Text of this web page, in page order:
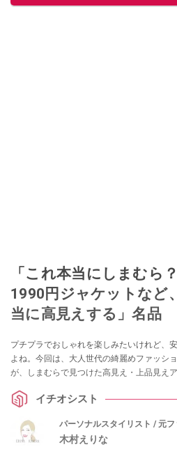
「これ本当にしまむら
1990円ジャケットなど
当に高見えする」名品
プチプラでおしゃれを楽しみたいけれど、
よね。今回は、大人世代の綺麗めファッシ
が、しまむらで見つけた高見え・上品見え
イチオシスト
パーソナルスタイリスト / 元
木村えりな